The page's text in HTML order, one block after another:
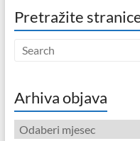
Pretražite
Arhiva objava
Arhiva